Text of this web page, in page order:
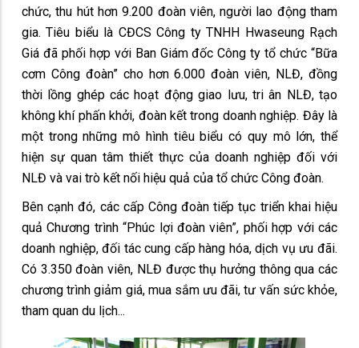
chức, thu hút hơn 9.200 đoàn viên, người lao động tham
gia. Tiêu biểu là CĐCS Công ty TNHH Hwaseung Rạch
Giá đã phối hợp với Ban Giám đốc Công ty tổ chức “Bữa
cơm Công đoàn” cho hơn 6.000 đoàn viên, NLĐ, đồng
thời lồng ghép các hoạt động giao lưu, tri ân NLĐ, tạo
không khí phấn khởi, đoàn kết trong doanh nghiệp. Đây là
một trong những mô hình tiêu biểu có quy mô lớn, thể
hiện sự quan tâm thiết thực của doanh nghiệp đối với
NLĐ và vai trò kết nối hiệu quả của tổ chức Công đoàn.
Bên cạnh đó, các cấp Công đoàn tiếp tục triển khai hiệu
quả Chương trình “Phúc lợi đoàn viên”, phối hợp với các
doanh nghiệp, đối tác cung cấp hàng hóa, dịch vụ ưu đãi.
Có 3.350 đoàn viên, NLĐ được thụ hưởng thông qua các
chương trình giảm giá, mua sắm ưu đãi, tư vấn sức khỏe,
tham quan du lịch...